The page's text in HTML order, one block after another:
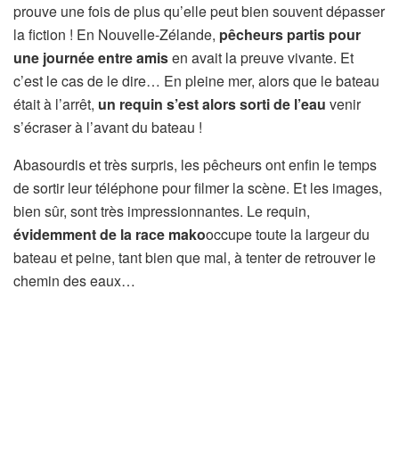
prouve une fois de plus qu’elle peut bien souvent dépasser
la fiction ! En Nouvelle-Zélande, pêcheurs partis pour
une journée entre amisen avait la preuve vivante. Et
c’est le cas de le dire… En pleine mer, alors que le bateau
était à l’arrêt, un requin s’est alors sorti de l’eau venir
s’écraser à l’avant du bateau !
Abasourdis et très surpris, les pêcheurs ont enfin le temps
de sortir leur téléphone pour filmer la scène. Et les images,
bien sûr, sont très impressionnantes. Le requin,
évidemment de la race makooccupe toute la largeur du
bateau et peine, tant bien que mal, à tenter de retrouver le
chemin des eaux…